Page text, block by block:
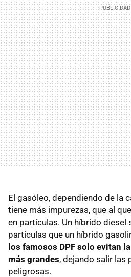
El gasóleo, dependiendo de la
tiene más impurezas, que al
en partículas. Un híbrido diesel
partículas que un híbrido
los famosos DPF solo evitan
más grandes, dejando salir las
peligrosas.